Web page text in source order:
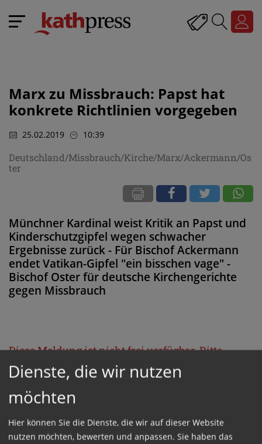
Marx zu Missbrauch: Papst hat
konkrete Richtlinien vorgegeben
25.02.2019 10:39
Deutschland/Missbrauch/Kirche/Marx/Ackermann/Os
ter
Münchner Kardinal weist Kritik an Papst und
Kinderschutzgipfel wegen schwacher
Ergebnisse zurück - Für Bischof Ackermann
endet Vatikan-Gipfel "ein bisschen vage" -
Bischof Oster für deutsche Kirchengerichte
gegen Missbrauch
Diese Meldung ist nicht frei verfügbar. Bitte
loggen Sie sich ein, oder bestellen Sie das
GESCHÜTZTER BEREICH
Dienste, die wir nutzen
möchten
Hier können Sie die Dienste, die wir auf dieser Website
nutzen möchten, bewerten und anpassen. Sie haben das